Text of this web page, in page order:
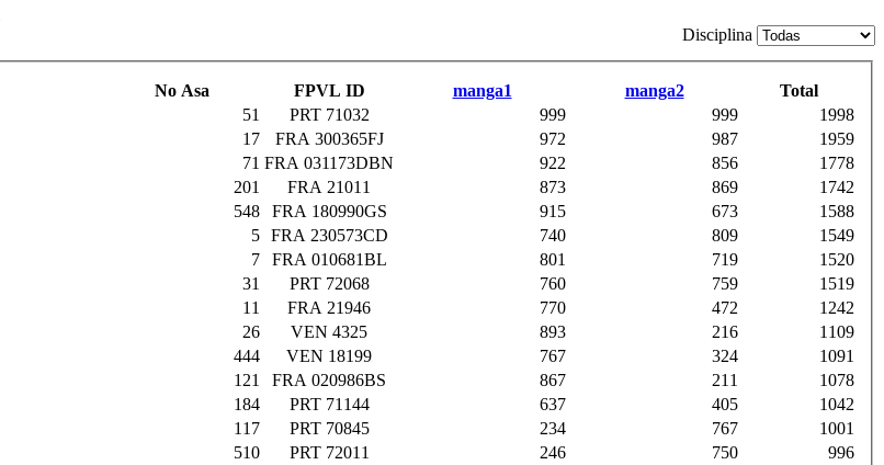
Disciplina
No Asa FPVL ID manga1 manga2
Total
51 PRT 71032 999 999
1998
17 FRA 300365FJ 972 987
1959
71 FRA 031173DBN 922 856
1778
201 FRA 21011 873 869
1742
548 FRA 180990GS 915 673
1588
5 FRA 230573CD 740 809
1549
7 FRA 010681BL 801 719
1520
31 PRT 72068 760 759
1519
11 FRA 21946 770 472
1242
26 VEN 4325 893 216
1109
444 VEN 18199 767 324
1091
121 FRA 020986BS 867 211
1078
184 PRT 71144 637 405
1042
117 PRT 70845 234 767
1001
510 PRT 72011 246 750
996